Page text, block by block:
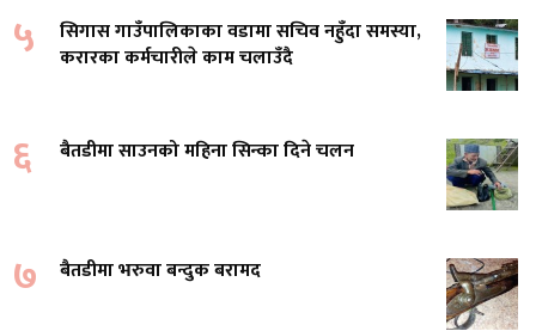
५
सिगास गाउँपालिकाका वडामा सचिव नहुँदा समस्या,
करारका कर्मचारीले काम चलाउँदै
६ बैतडीमा साउनको महिना सिन्का दिने चलन
७ बैतडीमा भरुवा बन्दुक बरामद